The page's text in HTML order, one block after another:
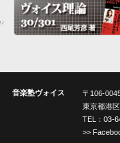
音楽塾ヴォイス
〒106-
東京都港
TEL： 03-
>>